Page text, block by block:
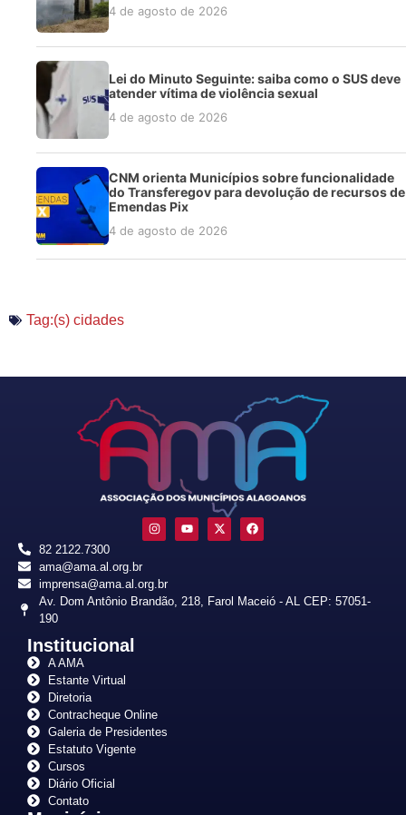
4 de agosto de 2026
Lei do Minuto Seguinte: saiba como o SUS deve
atender vítima de violência sexual
4 de agosto de 2026
CNM orienta Municípios sobre funcionalidade
do Transferegov para devolução de recursos de
Emendas Pix
4 de agosto de 2026
Tag:(s) cidades
82 2122.7300
ama@ama.al.org.br
imprensa@ama.al.org.br
Av. Dom Antônio Brandão, 218, Farol Maceió - AL CEP: 57051-
190
Institucional
A AMA
Estante Virtual
Diretoria
Contracheque Online
Galeria de Presidentes
Estatuto Vigente
Cursos
Diário Oficial
Contato